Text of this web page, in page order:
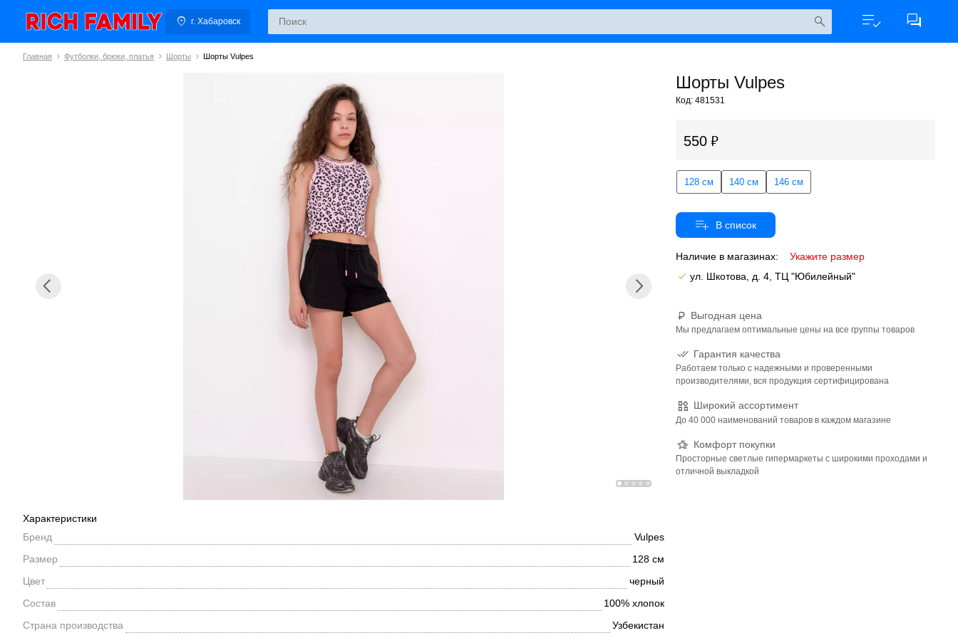
г. Хабаровск
Главная Футболки, брюки, платья Шорты Шорты Vulpes
Шорты Vulpes
Код: 481531
550
128 см 140 см 146 см
Наличие в магазинах:
Укажите размер
ул. Шкотова, д. 4, ТЦ "Юбилейный"
Выгодная цена
Мы предлагаем оптимальные цены на все группы товаров
Гарантия качества
Работаем только с надежными и проверенными
производителями, вся продукция сертифицирована
Широкий ассортимент
До 40 000 наименований товаров в каждом магазине
Комфорт покупки
Просторные светлые гипермаркеты с широкими проходами и
отличной выкладкой
Характеристики
Бренд
Vulpes
Размер
128 см
Цвет
черный
Состав
100% хлопок
Страна производства
Узбекистан